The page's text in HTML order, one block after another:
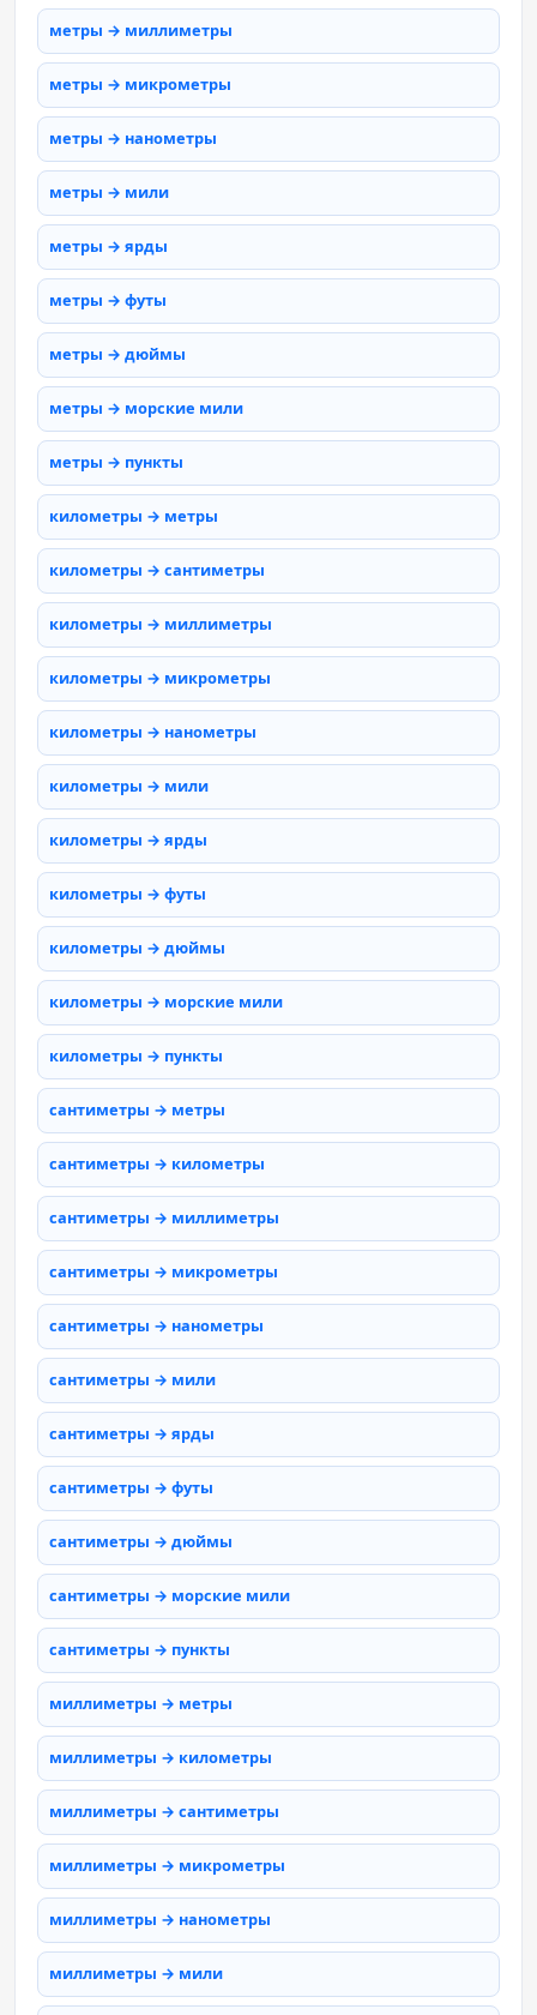
метры → миллиметры
метры → микрометры
метры → нанометры
метры → мили
метры → ярды
метры → футы
метры → дюймы
метры → морские мили
метры → пункты
километры → метры
километры → сантиметры
километры → миллиметры
километры → микрометры
километры → нанометры
километры → мили
километры → ярды
километры → футы
километры → дюймы
километры → морские мили
километры → пункты
сантиметры → метры
сантиметры → километры
сантиметры → миллиметры
сантиметры → микрометры
сантиметры → нанометры
сантиметры → мили
сантиметры → ярды
сантиметры → футы
сантиметры → дюймы
сантиметры → морские мили
сантиметры → пункты
миллиметры → метры
миллиметры → километры
миллиметры → сантиметры
миллиметры → микрометры
миллиметры → нанометры
миллиметры → мили